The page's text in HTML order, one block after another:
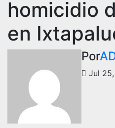
homicidio
en
Por
Jul